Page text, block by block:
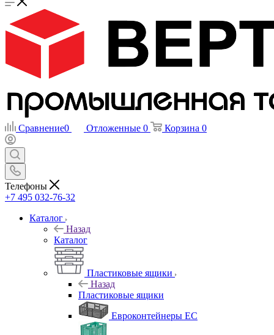
Сравнение0 Отложенные 0 Корзина 0
Телефоны
+7 495 032-76-32
Каталог
Назад
Каталог
Пластиковые ящики
Назад
Пластиковые ящики
Евроконтейнеры ЕС